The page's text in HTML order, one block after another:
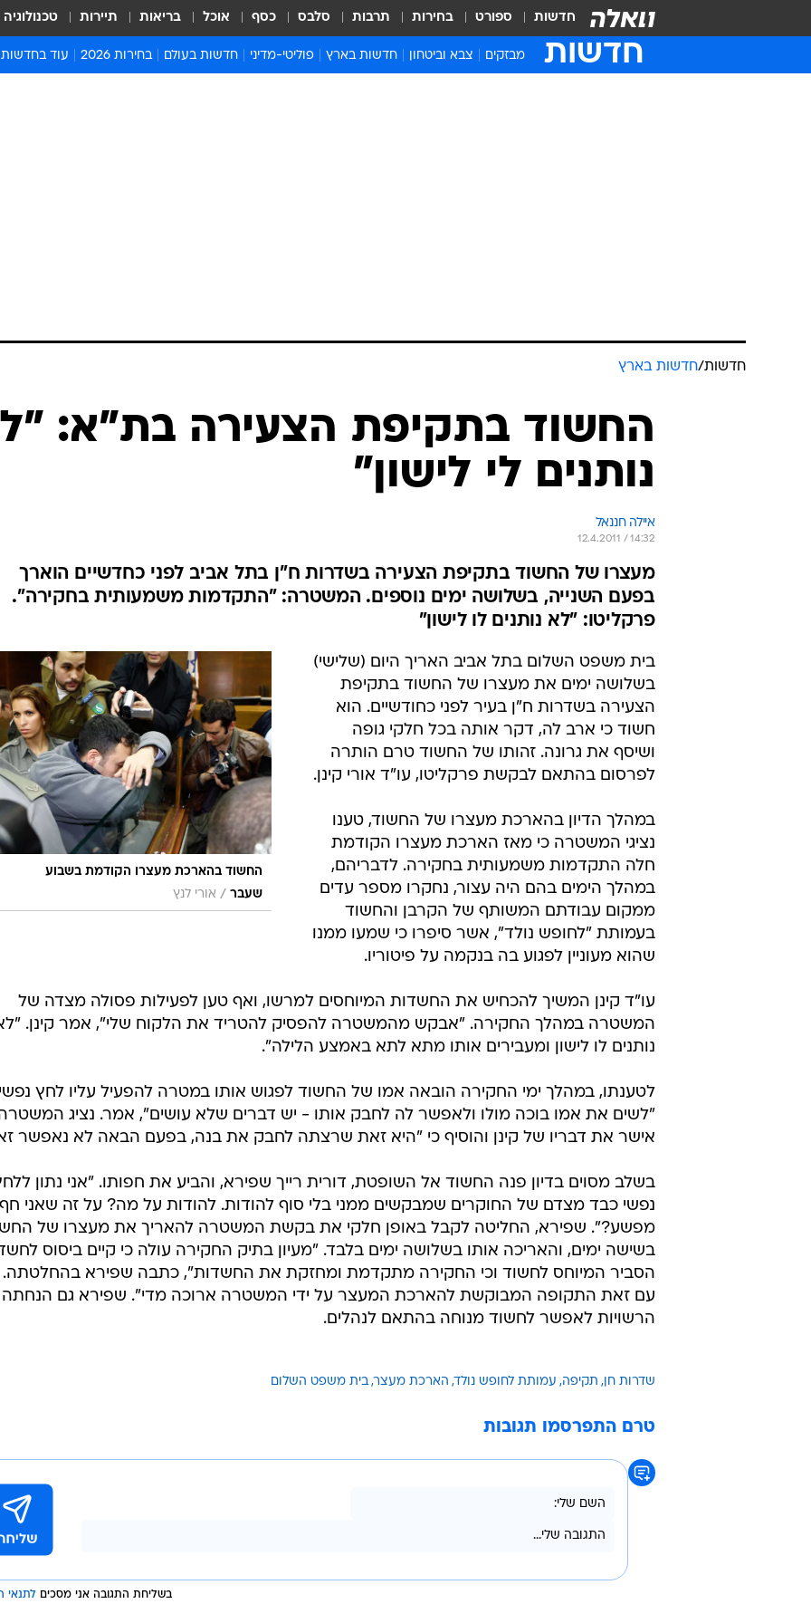
חדשות ספורט בחירות תרבות סלבס כסף אוכל בריאות תיירות טכנולוגיה
חדשות מבזקים צבא וביטחון חדשות בארץ פוליטי-מדיני חדשות בעולם בחירות 2026 עוד בחדשות
המייל האדום
חדשות/חדשות בארץ
החשוד בתקיפת הצעירה בת"א:
נותנים לי לישון"
איילה חננאל
12.4.2011 / 14:32
מעצרו של החשוד בתקיפת הצעירה בשדרות ח"ן בתל אביב לפני כחדשיים הוארך
בפעם השנייה, בשלושה ימים נוספים. המשטרה: "התקדמות משמעותית בחקירה".
פרקליטו: "לא נותנים לו לישון"
החשוד בהארכת מעצרו הקודמת בשבוע
שעבר / אורי לנץ
בית משפט השלום בתל אביב האריך היום (שלישי)
בשלושה ימים את מעצרו של החשוד בתקיפת
הצעירה בשדרות ח"ן בעיר לפני כחודשיים. הוא
חשוד כי ארב לה, דקר אותה בכל חלקי גופה
ושיסף את גרונה. זהותו של החשוד טרם הותרה
לפרסום בהתאם לבקשת פרקליטו, עו"ד אורי קינן.
במהלך הדיון בהארכת מעצרו של החשוד, טענו
נציגי המשטרה כי מאז הארכת מעצרו הקודמת
חלה התקדמות משמעותית בחקירה. לדבריהם,
במהלך הימים בהם היה עצור, נחקרו מספר עדים
ממקום עבודתם המשותף של הקרבן והחשוד
בעמותת "לחופש נולד", אשר סיפרו כי שמעו ממנו
שהוא מעוניין לפגוע בה בנקמה על פיטוריו.
עו"ד קינן המשיך להכחיש את החשדות המיוחסים למרשו, ואף טען לפעילות פסולה מצדה של
המשטרה במהלך החקירה. "אבקש מהמשטרה להפסיק להטריד את הלקוח שלי", אמר קינן.
נותנים לו לישון ומעבירים אותו מתא לתא באמצע הלילה".
לטענתו, במהלך ימי החקירה הובאה אמו של החשוד לפגוש אותו במטרה להפעיל עליו לחץ
"לשים את אמו בוכה מולו ולאפשר לה לחבק אותו - יש דברים שלא עושים", אמר. נציג
אישר את דבריו של קינן והוסיף כי "היא זאת שרצתה לחבק את בנה, בפעם הבאה לא נאפשר
בשלב מסוים בדיון פנה החשוד אל השופטת, דורית רייך שפירא, והביע את חפותו. "אני נתון
נפשי כבד מצדם של החוקרים שמבקשים ממני בלי סוף להודות. להודות על מה? על זה שאני חף
מפשע?". שפירא, החליטה לקבל באופן חלקי את בקשת המשטרה להאריך את מעצרו של
בשישה ימים, והאריכה אותו בשלושה ימים בלבד. "מעיון בתיק החקירה עולה כי קיים ביסוס
הסביר המיוחס לחשוד וכי החקירה מתקדמת ומחזקת את החשדות", כתבה שפירא בהחלטתה.
עם זאת התקופה המבוקשת להארכת המעצר על ידי המשטרה ארוכה מדי". שפירא גם
הרשויות לאפשר לחשוד מנוחה בהתאם לנהלים.
שדרות חן תקיפה עמותת לחופש נולד הארכת מעצר בית משפט השלום
טרם התפרסמו תגובות
בשליחת התגובה אני מסכים לתנאי